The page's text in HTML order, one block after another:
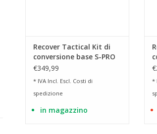
Recover Tactical Kit di
conversione base S-PRO
per Walther PDP
€349,99
* IVA Incl. Escl. Costi di
spedizione
in magazzino
*